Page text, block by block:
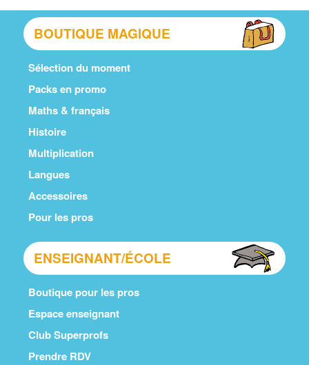
BOUTIQUE MAGIQUE
Sélection du moment
Packs en promo
Maths & français
Histoire
Multiplication
Langues
Accessoires
Pour les pros
ENSEIGNANT/ÉCOLE
Boutique pour les pros
Espace enseignant
Club Superprofs
Prendre RDV